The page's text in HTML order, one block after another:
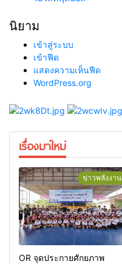
นิยาม
เข้าสู่ระบบ
เข้าฟีด
แสดงความเห็นฟีด
WordPress.org
เรื่องมาใหม่
ข่าวพลังงาน
OR จุดประกายศักยภาพ